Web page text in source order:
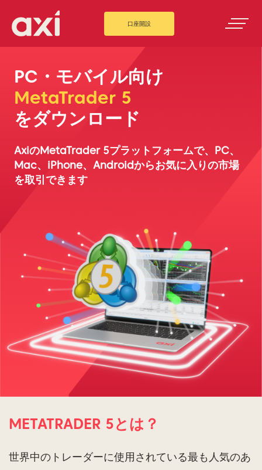
口座開設
PC・モバイル向け
MetaTrader 5
をダウンロード
AxiのMetaTrader 5プラットフォームで、PC、
Mac、iPhone、Androidからお気に入りの市場
を取引できます
METATRADER 5とは？
世界中のトレーダーに使用されている最も人気のあ